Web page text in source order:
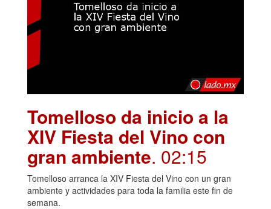
Tomelloso da inicio a la
XIV Fiesta del Vino con
gran ambiente. 02:15
Tomelloso arranca la XIV Fiesta del Vino con un gran
ambiente y actividades para toda la familia este fin de
semana.